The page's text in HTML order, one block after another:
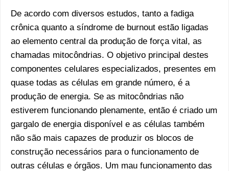
De acordo com diversos estudos, tanto a fadiga
crônica quanto a síndrome de burnout estão ligadas
ao elemento central da produção de força vital, as
chamadas mitocôndrias. O objetivo principal destes
componentes celulares especializados, presentes em
quase todas as células em grande número, é a
produção de energia. Se as mitocôndrias não
estiverem funcionando plenamente, então é criado um
gargalo de energia disponível e as células também
não são mais capazes de produzir os blocos de
construção necessários para o funcionamento de
outras células e órgãos. Um mau funcionamento das